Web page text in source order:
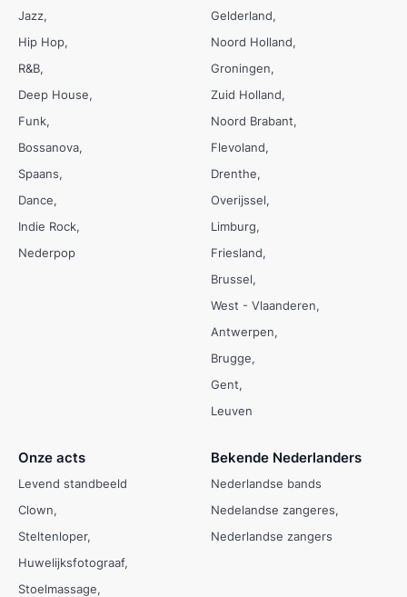
Jazz
Hip Hop
R&B
Deep House
Funk
Bossanova
Spaans
Dance
Indie Rock
Nederpop
Gelderland
Noord Holland
Groningen
Zuid Holland
Noord Brabant
Flevoland
Drenthe
Overijssel
Limburg
Friesland
Brussel
West - Vlaanderen
Antwerpen
Brugge
Gent
Leuven
Onze acts
Levend standbeeld
Clown
Steltenloper
Huwelijksfotograaf
Stoelmassage
Bekende Nederlanders
Nederlandse bands
Nedelandse zangeres
Nederlandse zangers